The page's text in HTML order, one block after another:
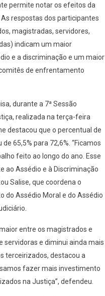
permite notar os efeitos da
respostas dos participantes
magistradas, servidores,
indicam um maior
e a discriminação e um maior
de enfrentamento
durante a 7ª Sessão
realizada na terça-feira
destacou que o percentual de
65,5% para 72,6%. “Ficamos
feito ao longo do ano. Esse
ao Assédio e à Discriminação
Salise, que coordena o
do Assédio Moral e do Assédio
entre os magistrados e
servidoras e diminui ainda mais
terceirizados, destacou a
fazer mais investimento
na Justiça”, defendeu.